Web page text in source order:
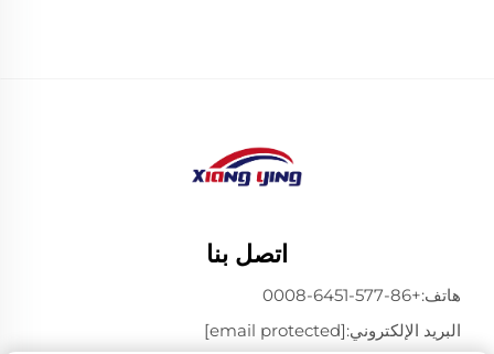
اتصل بنا
هاتف:+86-577-6451-0008
البريد الإلكتروني:[email protected]